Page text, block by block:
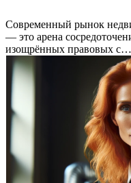
Современный рынок
— это арена
изощрённых правовых с…